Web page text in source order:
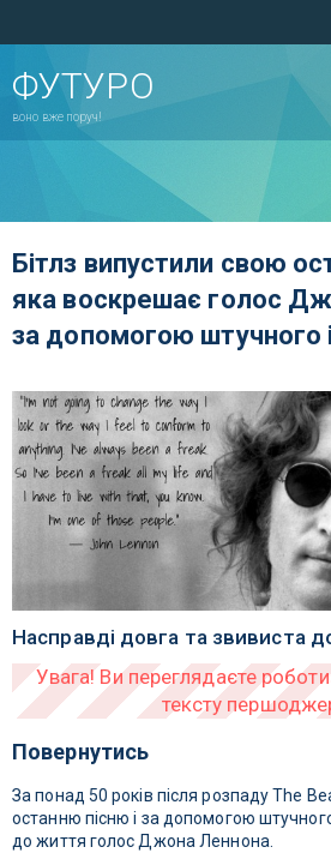
ФУТУРО
воно вже поруч!
Бітлз випустили свою
яка воскрешає голос
за допомогою штучного
Насправді довга та звивиста
Повернутись
За понад 50 років після розпаду The
останню пісню і за допомогою
до життя голос Джона Леннона.